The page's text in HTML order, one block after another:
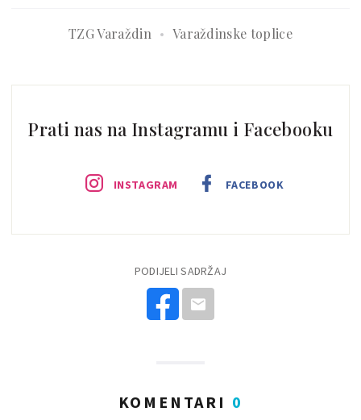
TZG Varaždin Varaždinske toplice
Prati nas na Instagramu i Facebooku
INSTAGRAM FACEBOOK
PODIJELI SADRŽAJ
KOMENTARI 0